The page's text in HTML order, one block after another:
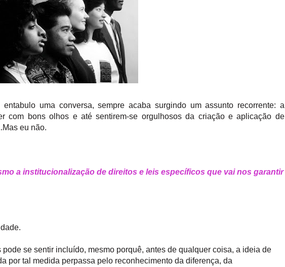
uma conversa, sempre acaba surgindo um assunto recorrente: a
com bons olhos e até sentirem-se orgulhosos da criação e aplicação de
eu não.
o a institucionalização de direitos e leis específicos que vai nos garantir
se sentir incluído, mesmo porquê, antes de qualquer coisa, a ideia de
por tal medida perpassa pelo reconhecimento da diferença, da